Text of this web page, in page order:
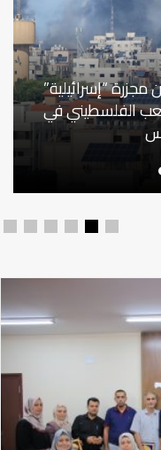
“إسرائيلية”
الفلسطيني في